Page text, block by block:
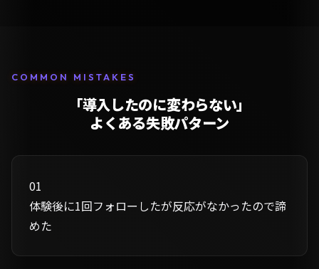
COMMON MISTAKES
「導入したのに変わらない」
よくある失敗パターン
01
体験後に1回フォローしたが反応がなかったので諦
めた